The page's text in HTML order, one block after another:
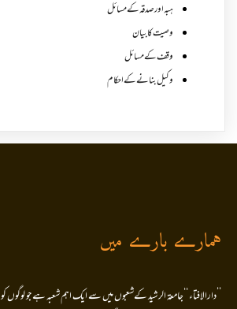
ہبہ اور صدقہ کے مسائل
وصیت کا بیان
وقف کے مسائل
وکیل بنانے کے احکام
ہمارے بارے میں
’’دارالافتاء ‘‘جامعۃ الرشید کےشعبوں میں سے ایک اہم شعبہ ہے جو لوگوں کو